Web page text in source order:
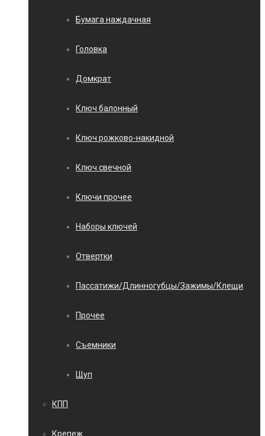
Бумага наждачная
Головка
Домкрат
Ключ балонный
Ключ рожково-накидной
Ключ свечной
Ключи прочее
Наборы ключей
Отвертки
Пассатижи/Длинногубцы/Зажимы/Клещи
Прочее
Съемники
Щуп
КПП
Крепеж